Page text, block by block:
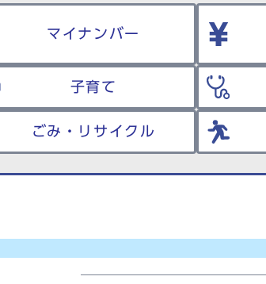
マイナンバー
子育て
ごみ・リサイクル